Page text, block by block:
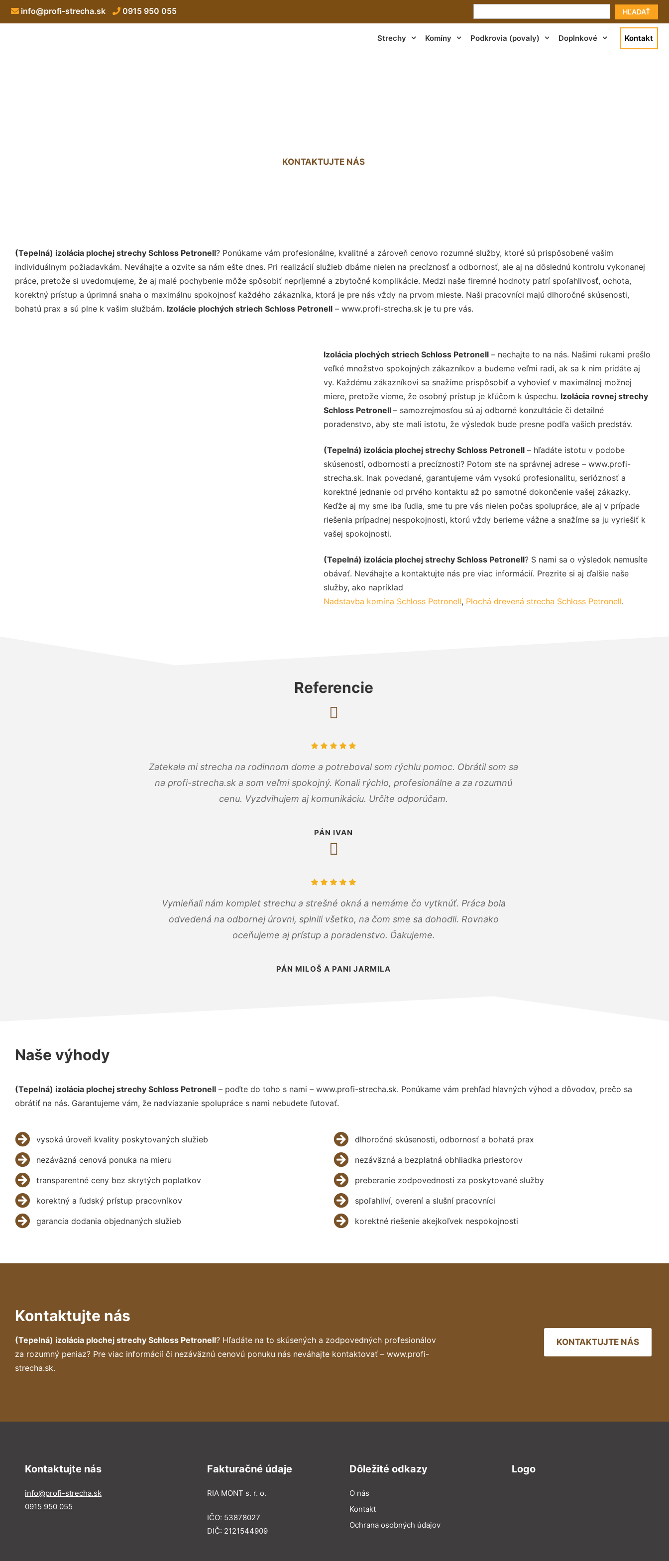
HĽADAŤ
info@profi-strecha.sk 0915 950 055
Strechy Komíny Podkrovia (povaly) Doplnkové Kontakt
KONTAKTUJTE NÁS
(Tepelná) izolácia plochej strechy Schloss Petronell? Ponúkame vám profesionálne, kvalitné a zároveň cenovo rozumné služby, ktoré sú prispôsobené vašim
individuálnym požiadavkám. Neváhajte a ozvite sa nám ešte dnes. Pri realizácií služieb dbáme nielen na precíznosť a odbornosť, ale aj na dôslednú kontrolu vykonanej
práce, pretože si uvedomujeme, že aj malé pochybenie môže spôsobiť nepríjemné a zbytočné komplikácie. Medzi naše firemné hodnoty patrí spoľahlivosť, ochota,
korektný prístup a úprimná snaha o maximálnu spokojnosť každého zákazníka, ktorá je pre nás vždy na prvom mieste. Naši pracovníci majú dlhoročné skúsenosti,
bohatú prax a sú plne k vašim službám. Izolácie plochých striech Schloss Petronell – www.profi-strecha.sk je tu pre vás.
Izolácia plochých striech Schloss Petronell– nechajte to na nás. Našimi rukami prešlo
veľké množstvo spokojných zákazníkov a budeme veľmi radi, ak sa k nim pridáte aj
vy. Každému zákazníkovi sa snažíme prispôsobiť a vyhovieť v maximálnej možnej
miere, pretože vieme, že osobný prístup je kľúčom k úspechu. Izolácia rovnej strechy
Schloss Petronell – samozrejmosťou sú aj odborné konzultácie či detailné
poradenstvo, aby ste mali istotu, že výsledok bude presne podľa vašich predstáv.
(Tepelná) izolácia plochej strechy Schloss Petronell– hľadáte istotu v podobe
skúseností, odbornosti a precíznosti? Potom ste na správnej adrese – www.profi-
strecha.sk. Inak povedané, garantujeme vám vysokú profesionalitu, serióznosť a
korektné jednanie od prvého kontaktu až po samotné dokončenie vašej zákazky.
Keďže aj my sme iba ľudia, sme tu pre vás nielen počas spolupráce, ale aj v prípade
riešenia prípadnej nespokojnosti, ktorú vždy berieme vážne a snažíme sa ju vyriešiť k
vašej spokojnosti.
(Tepelná) izolácia plochej strechy Schloss Petronell? S nami sa o výsledok nemusíte
obávať. Neváhajte a kontaktujte nás pre viac informácií. Prezrite si aj ďalšie naše
služby, ako napríklad
Nadstavba komína Schloss Petronell, Plochá drevená strecha Schloss Petronell.
Referencie
Zatekala mi strecha na rodinnom dome a potreboval som rýchlu pomoc. Obrátil som sa
na profi-strecha.sk a som veľmi spokojný. Konali rýchlo, profesionálne a za rozumnú
cenu. Vyzdvihujem aj komunikáciu. Určite odporúčam.
PÁN IVAN
Vymieňali nám komplet strechu a strešné okná a nemáme čo vytknúť. Práca bola
odvedená na odbornej úrovni, splnili všetko, na čom sme sa dohodli. Rovnako
oceňujeme aj prístup a poradenstvo. Ďakujeme.
PÁN MILOŠ A PANI JARMILA
Naše výhody
(Tepelná) izolácia plochej strechy Schloss Petronell – poďte do toho s nami – www.profi-strecha.sk. Ponúkame vám prehľad hlavných výhod a dôvodov, prečo sa
obrátiť na nás. Garantujeme vám, že nadviazanie spolupráce s nami nebudete ľutovať.
vysoká úroveň kvality poskytovaných služieb
nezáväzná cenová ponuka na mieru
transparentné ceny bez skrytých poplatkov
korektný a ľudský prístup pracovníkov
garancia dodania objednaných služieb
dlhoročné skúsenosti, odbornosť a bohatá prax
nezáväzná a bezplatná obhliadka priestorov
preberanie zodpovednosti za poskytované služby
spoľahliví, overení a slušní pracovníci
korektné riešenie akejkoľvek nespokojnosti
Kontaktujte nás
(Tepelná) izolácia plochej strechy Schloss Petronell? Hľadáte na to skúsených a zodpovedných profesionálov
za rozumný peniaz? Pre viac informácií či nezáväznú cenovú ponuku nás neváhajte kontaktovať – www.profi-
strecha.sk.
KONTAKTUJTE NÁS
Kontaktujte nás
info@profi-strecha.sk
0915 950 055
Fakturačné údaje
RIA MONT s. r. o.
IČO: 53878027
DIČ: 2121544909
Dôležité odkazy
O nás
Kontakt
Ochrana osobných údajov
Logo